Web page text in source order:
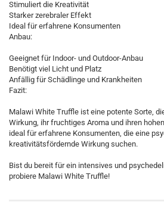
Stimuliert die Kreativität
Starker zerebraler Effekt
Ideal für erfahrene Konsumenten
Anbau:
Geeignet für Indoor- und Outdoor-Anbau
Benötigt viel Licht und Platz
Anfällig für Schädlinge und Krankheiten
Fazit:
Malawi White Truffle ist eine potente Sorte,
Wirkung, ihr fruchtiges Aroma und ihren
ideal für erfahrene Konsumenten, die eine
kreativitätsfördernde Wirkung suchen.
Bist du bereit für ein intensives und
probiere Malawi White Truffle!